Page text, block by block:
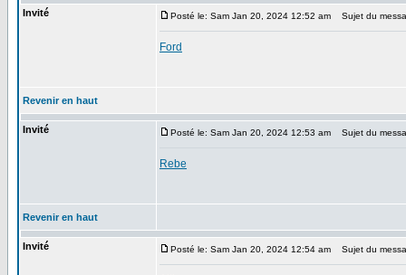
Invité Posté le: Sam Jan 20, 2024 12:52 am Sujet du
Ford
Revenir en haut
Invité Posté le: Sam Jan 20, 2024 12:53 am Sujet du
Rebe
Revenir en haut
Invité Posté le: Sam Jan 20, 2024 12:54 am Sujet du